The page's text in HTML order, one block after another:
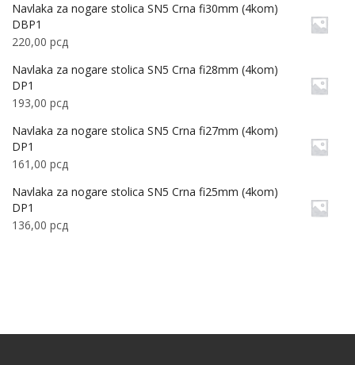
Navlaka za nogare stolica SN5 Crna fi30mm (4kom)
DBP1
220,00 рсд
Navlaka za nogare stolica SN5 Crna fi28mm (4kom)
DP1
193,00 рсд
Navlaka za nogare stolica SN5 Crna fi27mm (4kom)
DP1
161,00 рсд
Navlaka za nogare stolica SN5 Crna fi25mm (4kom)
DP1
136,00 рсд